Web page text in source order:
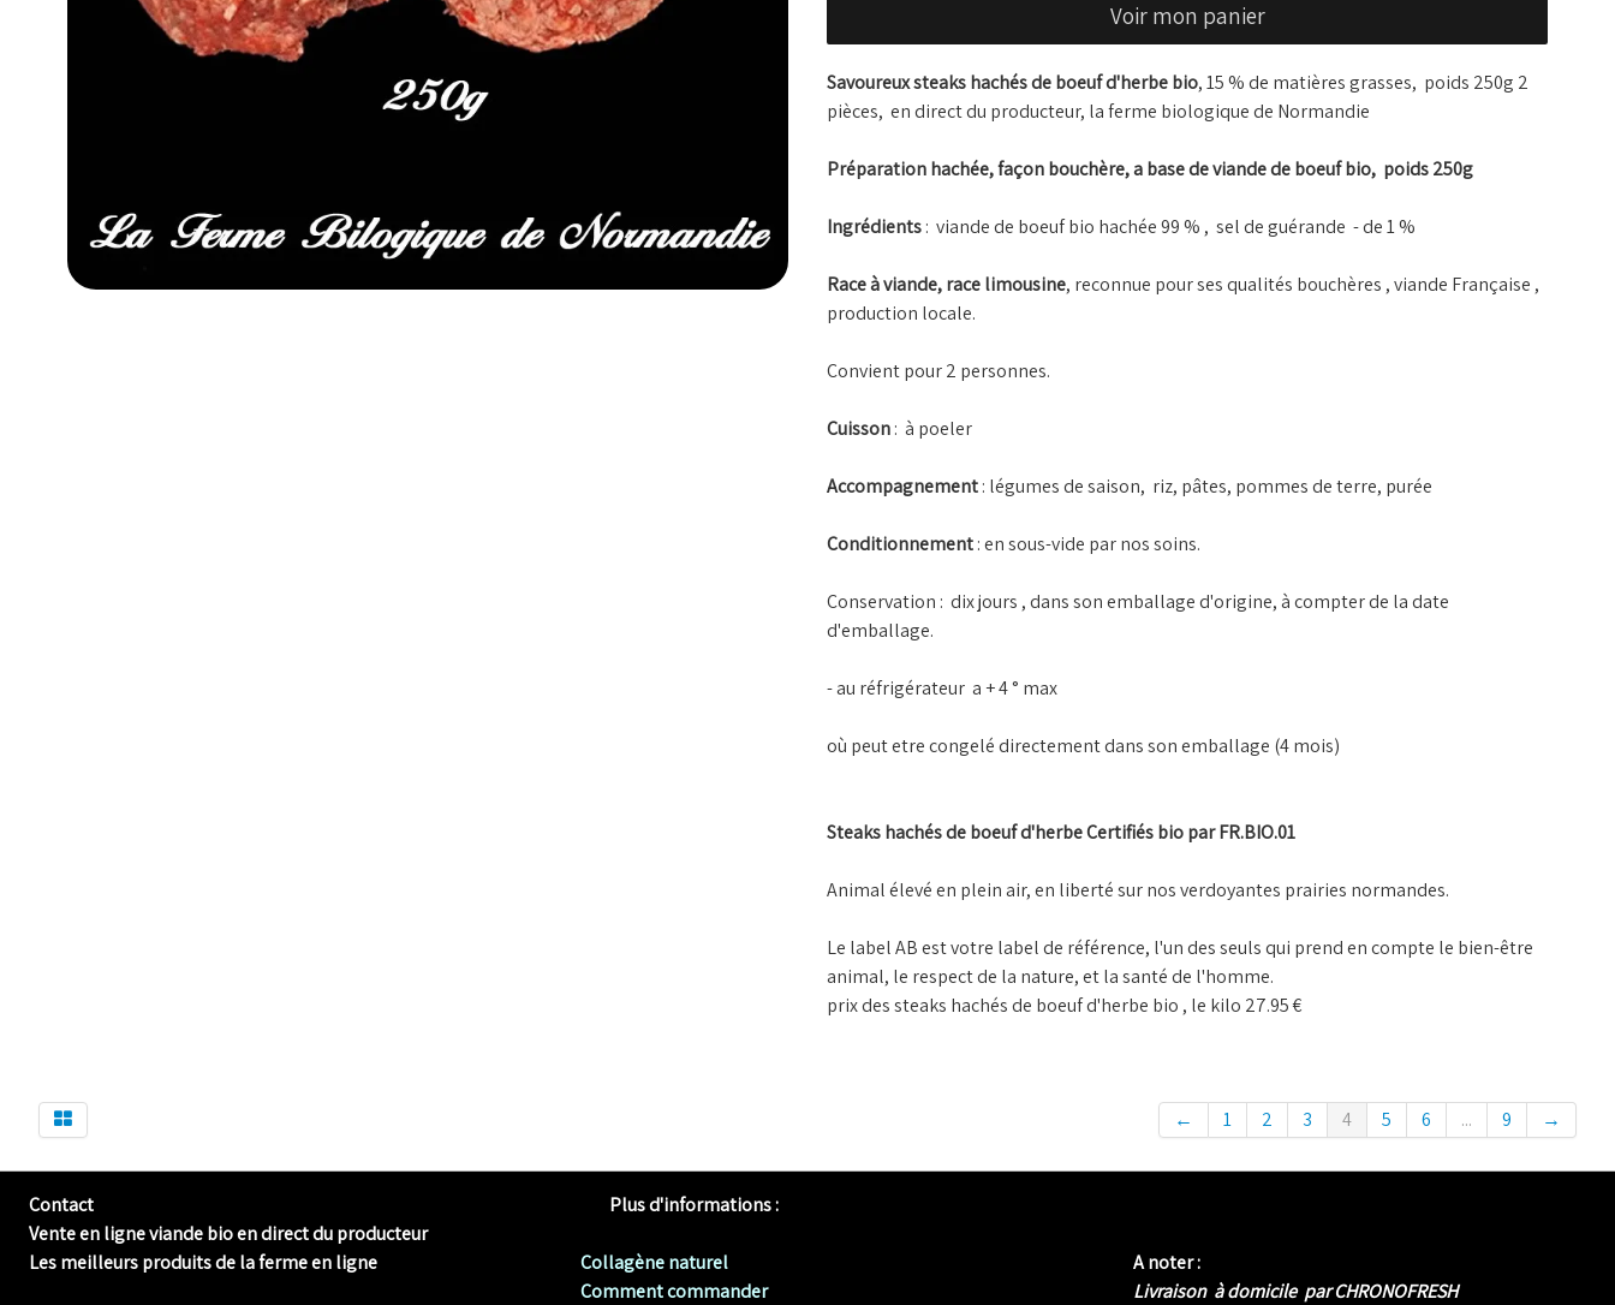
Voir mon panier
Savoureux steaks hachés de boeuf d'herbe bio, 15 % de matières grasses, poids 250g 2
pièces, en direct du producteur, la ferme biologique de Normandie
Préparation hachée, façon bouchère, a base de viande de boeuf bio, poids 250g
Ingrédients: viande de boeuf bio hachée 99 % , sel de guérande - de 1 %
Race à viande, race limousine, reconnue pour ses qualités bouchères , viande Française ,
production locale.
Convient pour 2 personnes.
Cuisson: à poeler
Accompagnement: légumes de saison, riz, pâtes, pommes de terre, purée
Conditionnement: en sous-vide par nos soins.
Conservation : dix jours , dans son emballage d'origine, à compter de la date
d'emballage.
- au réfrigérateur a + 4 ° max
où peut etre congelé directement dans son emballage (4 mois)
Steaks hachés de boeuf d'herbe Certifiés bio par FR.BIO.01
Animal élevé en plein air, en liberté sur nos verdoyantes prairies normandes.
Le label AB est votre label de référence, l'un des seuls qui prend en compte le bien-être
animal, le respect de la nature, et la santé de l'homme.
prix des steaks hachés de boeuf d'herbe bio , le kilo 27.95 €
← 1 2 3 4 5 6 ... 9 →
Contact
Vente en ligne viande bio en direct du producteur
Les meilleurs produits de la ferme en ligne
Plus d'informations :
Collagène naturel
Comment commander
A noter :
Livraison à domicile par CHRONOFRESH